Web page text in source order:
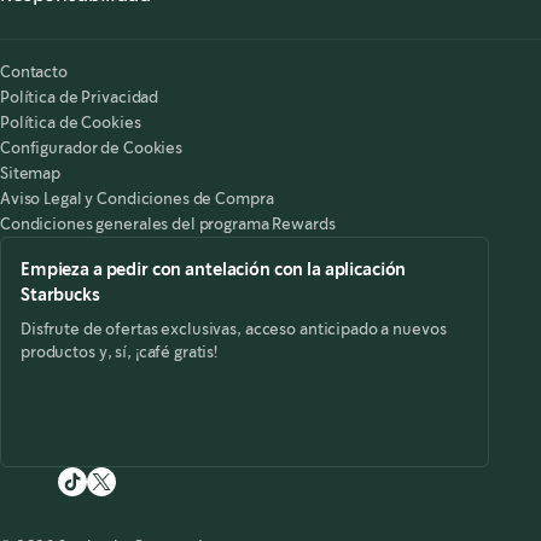
Contacto
Política de Privacidad
Política de Cookies
Configurador de Cookies
Sitemap
Aviso Legal y Condiciones de Compra
Condiciones generales del programa Rewards
Empieza a pedir con antelación con la aplicación
Starbucks
Disfrute de ofertas exclusivas, acceso anticipado a nuevos
productos y, sí, ¡café gratis!